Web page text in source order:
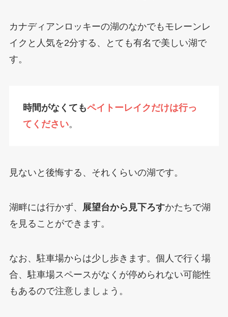
カナディアンロッキーの湖のなかでもモレーンレ
イクと人気を2分する、とても有名で美しい湖で
す。
時間がなくてもペイトーレイクだけは行っ
てください。
見ないと後悔する、それくらいの湖です。
湖畔には行かず、 展望台から見下ろすかたちで湖
を見ることができます。
なお、駐車場からは少し歩きます。個人で行く場
合、駐車場スペースがなくが停められない可能性
もあるので注意しましょう。